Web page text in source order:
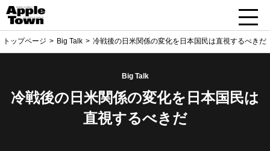
トップページ Big Talk 冷戦後の日米関係の変化を日本国民は直視するべきだ
Big Talk
冷戦後の日米関係の変化を日本国民は
直視するべきだ